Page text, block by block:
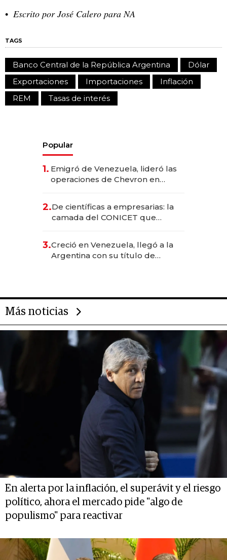
Escrito por José Calero para NA
TAGS
Banco Central de la República Argentina
Dólar
Exportaciones
Importaciones
Inflación
REM
Tasas de interés
Popular
1. Emigró de Venezuela, lideró las
operaciones de Chevron en
2.De científicas a empresarias: la
camada del CONICET que
3.Creció en Venezuela, llegó a la
Argentina con su título de
Más noticias
En alerta por la inflación, el superávit y el riesgo
político, ahora el mercado pide "algo de
populismo" para reactivar